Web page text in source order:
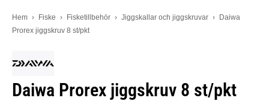
Hem › Fiske › Fisketillbehör › Jiggskallar och jiggskruvar ›
Daiwa
Prorex jiggskruv 8 st/pkt
Daiwa Prorex jiggskruv 8 st/pkt